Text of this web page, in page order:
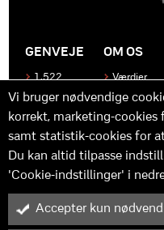
GENVEJE
1.522
Produkter
Kontakt
os
OM OS
Værdier
Historen
bag
MBDK
Hvad gør
os unikke
y™ er driftet af MBDK
Vi bruger nødvendige
korrekt, marketing-cookies
samt statistik-cookies for
Du kan altid tilpasse
'Cookie-indstillinger' i
Accepter kun